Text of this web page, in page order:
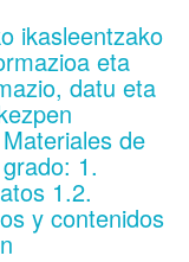
ikasleentzako
eta
datu eta
de
1.
1.2.
y contenidos